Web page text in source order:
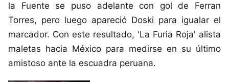
la Fuente se puso adelante con gol de Ferran
Torres, pero luego apareció Doski para igualar el
marcador. Con este resultado, 'La Furia Roja' alista
maletas hacia México para medirse en su último
amistoso ante la escuadra peruana.